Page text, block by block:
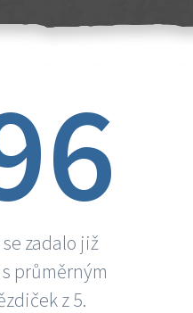
zadalo již
průměrným
z 5.